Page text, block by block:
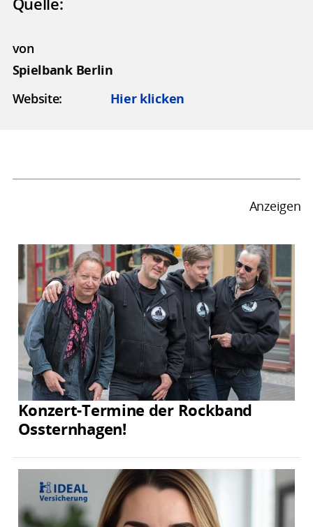
von
Spielbank Berlin
Website:
Hier klicken
Anzeigen
Konzert-Termine der Rockband
Ossternhagen!